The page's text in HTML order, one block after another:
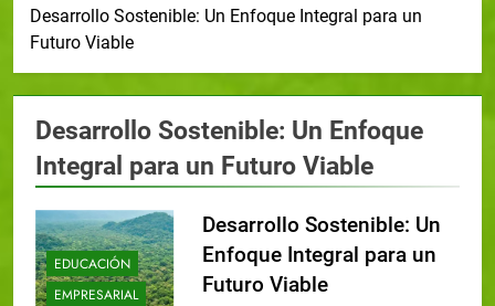
Desarrollo Sostenible: Un Enfoque Integral para un
Futuro Viable
Desarrollo Sostenible: Un Enfoque
Integral para un Futuro Viable
EDUCACIÓN
EMPRESARIAL
Desarrollo Sostenible: Un
Enfoque Integral para un
Futuro Viable